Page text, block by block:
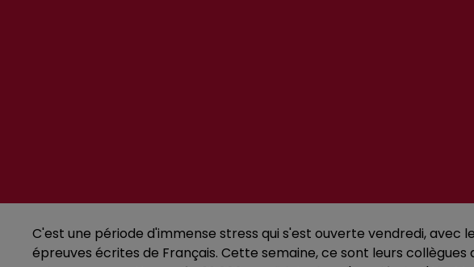
C'est une période d'immense stress qui s'est ouverte vendredi,
épreuves écrites de Français. Cette semaine, ce sont leurs